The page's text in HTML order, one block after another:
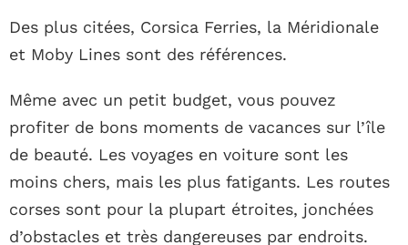
Des plus citées, Corsica Ferries, la Méridionale
et Moby Lines sont des références.
Même avec un petit budget, vous pouvez
profiter de bons moments de vacances sur l’île
de beauté. Les voyages en voiture sont les
moins chers, mais les plus fatigants. Les routes
corses sont pour la plupart étroites, jonchées
d’obstacles et très dangereuses par endroits.